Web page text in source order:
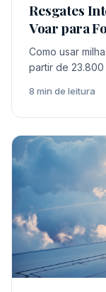
Resgates
Voar para
Como usar
partir de 23.800
8 min de leitura